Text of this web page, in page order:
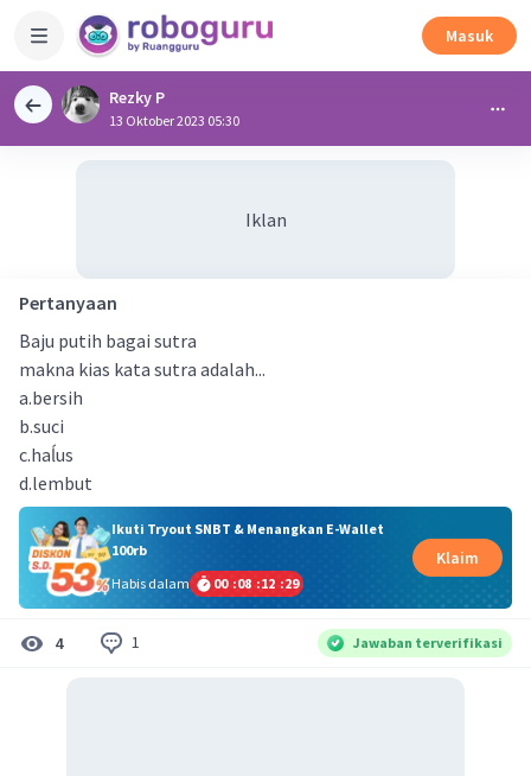
Masuk
Rezky P
13 Oktober 2023 05:30
Iklan
Pertanyaan
Baju putih bagai sutra
makna kias kata sutra adalah...
a.bersih
b.suci
c.haĺus
d.lembut
Ikuti Tryout SNBT & Menangkan E-Wallet
100rb
Habis dalam
00 :08 :12 :29
Klaim
4 1 Jawaban terverifikasi